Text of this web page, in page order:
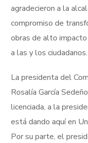
agradecieron a la
compromiso de
obras de alto
a las y los ciudadanos.
La presidenta del
Rosalía García
licenciada, a la
está dando aquí en
Por su parte, el